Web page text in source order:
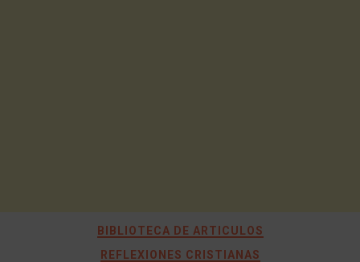
BIBLIOTECA DE ARTICULOS
REFLEXIONES CRISTIANAS